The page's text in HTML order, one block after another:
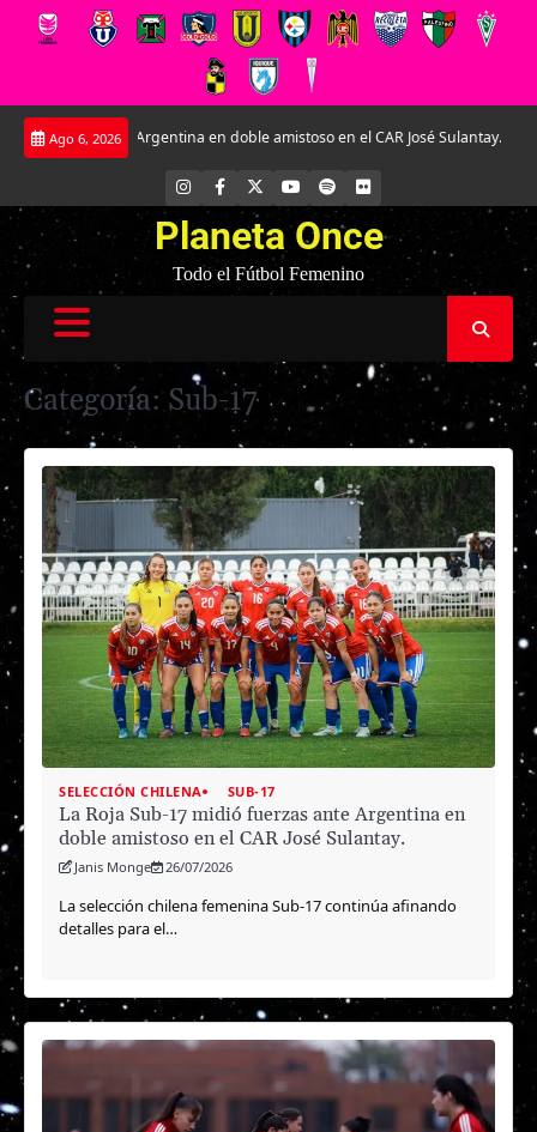
Saltar
Ago 6, 2026
en doble amistoso en el CAR José Sulantay. Conversamos en
INSTAGRAM
FACEBOOK YOUTUBE
SPOTIFYFLICKR
Planeta Once
Todo el Fútbol Femenino
Categoría: Sub-17
SELECCIÓN CHILENA SUB-17
La Roja Sub-17 midió fuerzas ante Argentina en
doble amistoso en el CAR José Sulantay.
Janis Monge 26/07/2026
La selección chilena femenina Sub-17 continúa afinando
detalles para el…